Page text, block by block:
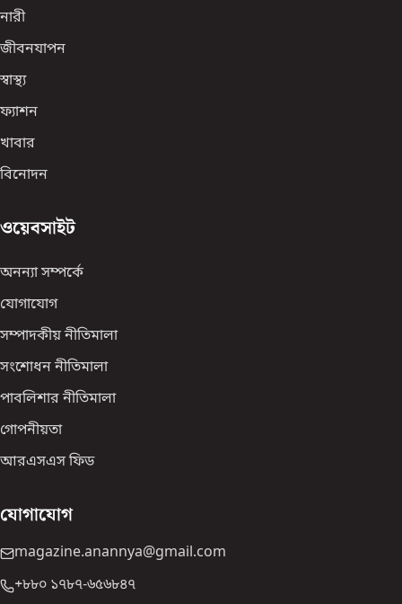
নারী
জীবনযাপন
স্বাস্থ্য
ফ্যাশন
খাবার
বিনোদন
ওয়েবসাইট
অনন্যা সম্পর্কে
যোগাযোগ
সম্পাদকীয় নীতিমালা
সংশোধন নীতিমালা
পাবলিশার নীতিমালা
গোপনীয়তা
আরএসএস ফিড
যোগাযোগ
magazine.anannya@gmail.com
+৮৮০ ১৭৮৭-৬৫৬৮৪৭